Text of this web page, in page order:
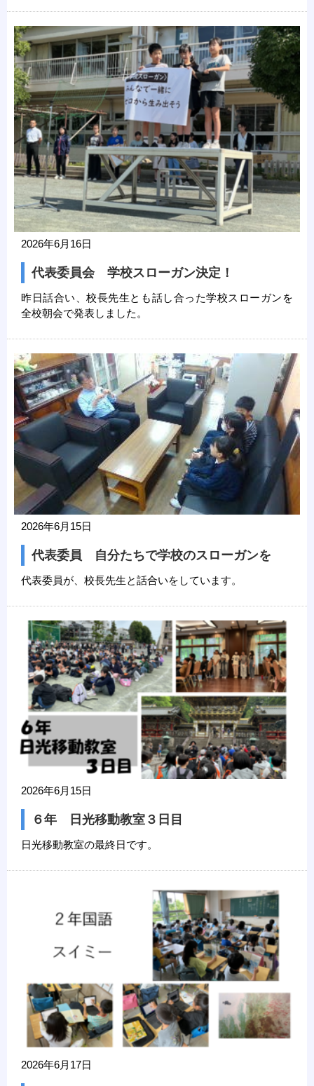
2026年6月16日
代表委員会 学校スローガン決定！
昨日話合い、校長先生とも話し合った学校スローガンを
全校朝会で発表しました。
2026年6月15日
代表委員 自分たちで学校のスローガンを
代表委員が、校長先生と話合いをしています。
2026年6月15日
６年 日光移動教室３日目
日光移動教室の最終日です。
2026年6月17日